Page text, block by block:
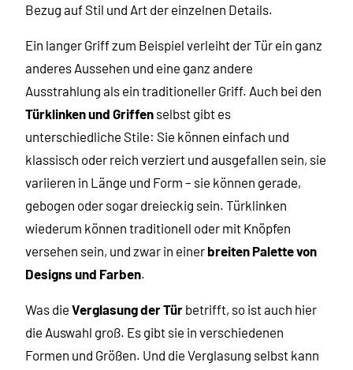
Bezug auf Stil und Art der einzelnen Details.
Ein langer Griff zum Beispiel verleiht der Tür ein ganz
anderes Aussehen und eine ganz andere
Ausstrahlung als ein traditioneller Griff. Auch bei den
Türklinken und Griffen selbst gibt es
unterschiedliche Stile: Sie können einfach und
klassisch oder reich verziert und ausgefallen sein, sie
variieren in Länge und Form – sie können gerade,
gebogen oder sogar dreieckig sein. Türklinken
wiederum können traditionell oder mit Knöpfen
versehen sein, und zwar in einer breiten Palette von
Designs und Farben.
Was die Verglasung der Tür betrifft, so ist auch hier
die Auswahl groß. Es gibt sie in verschiedenen
Formen und Größen. Und die Verglasung selbst kann